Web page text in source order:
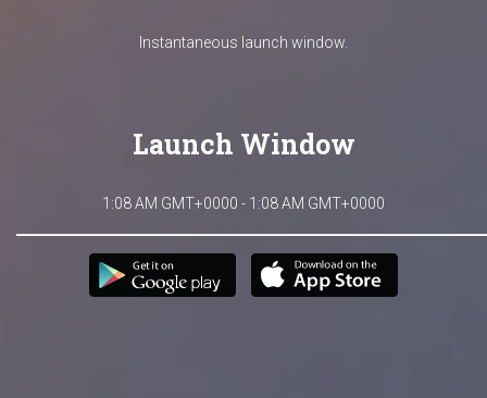
Instantaneous launch window.
Launch Window
1:08 AM GMT+0000 - 1:08 AM GMT+0000